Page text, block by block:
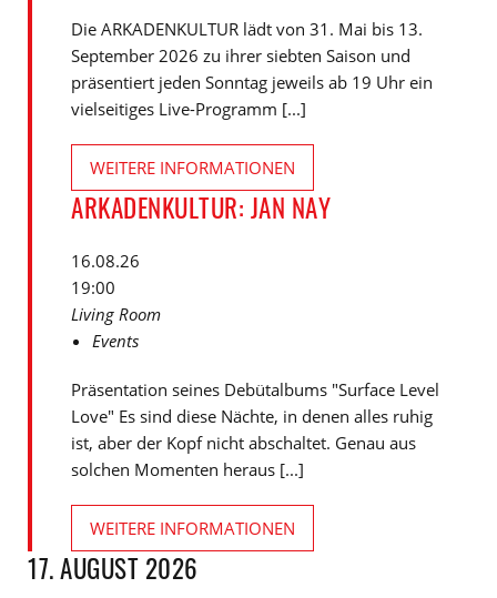
Die ARKADENKULTUR lädt von 31. Mai bis 13.
September 2026 zu ihrer siebten Saison und
präsentiert jeden Sonntag jeweils ab 19 Uhr ein
vielseitiges Live-Programm [...]
WEITERE INFORMATIONEN
ARKADENKULTUR: JAN NAY
16.08.26
19:00
Living Room
Events
Präsentation seines Debütalbums "Surface Level
Love" Es sind diese Nächte, in denen alles ruhig
ist, aber der Kopf nicht abschaltet. Genau aus
solchen Momenten heraus [...]
WEITERE INFORMATIONEN
17. AUGUST 2026